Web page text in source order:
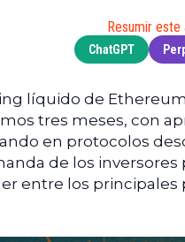
de
Resumir este
ChatGPT
líquido de
tres meses, con
en protocolos
de los
entre los principales